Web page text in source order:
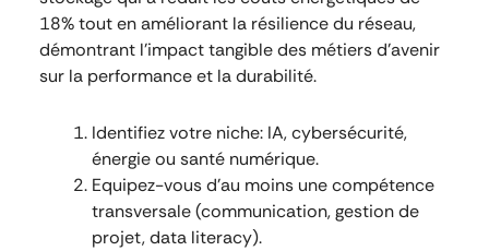
18% tout en améliorant la résilience du réseau,
démontrant l’impact tangible des métiers d’avenir
sur la performance et la durabilité.
Identifiez votre niche: IA, cybersécurité,
énergie ou santé numérique.
Equipez-vous d’au moins une compétence
transversale (communication, gestion de
projet, data literacy).